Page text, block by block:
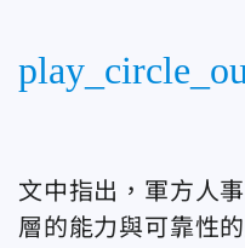
文中指出，軍方人
層的能力與可靠性